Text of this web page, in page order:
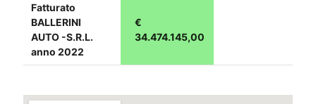
Fatturato
BALLERINI
AUTO -S.R.L.
anno 2022
€
34.474.145,00